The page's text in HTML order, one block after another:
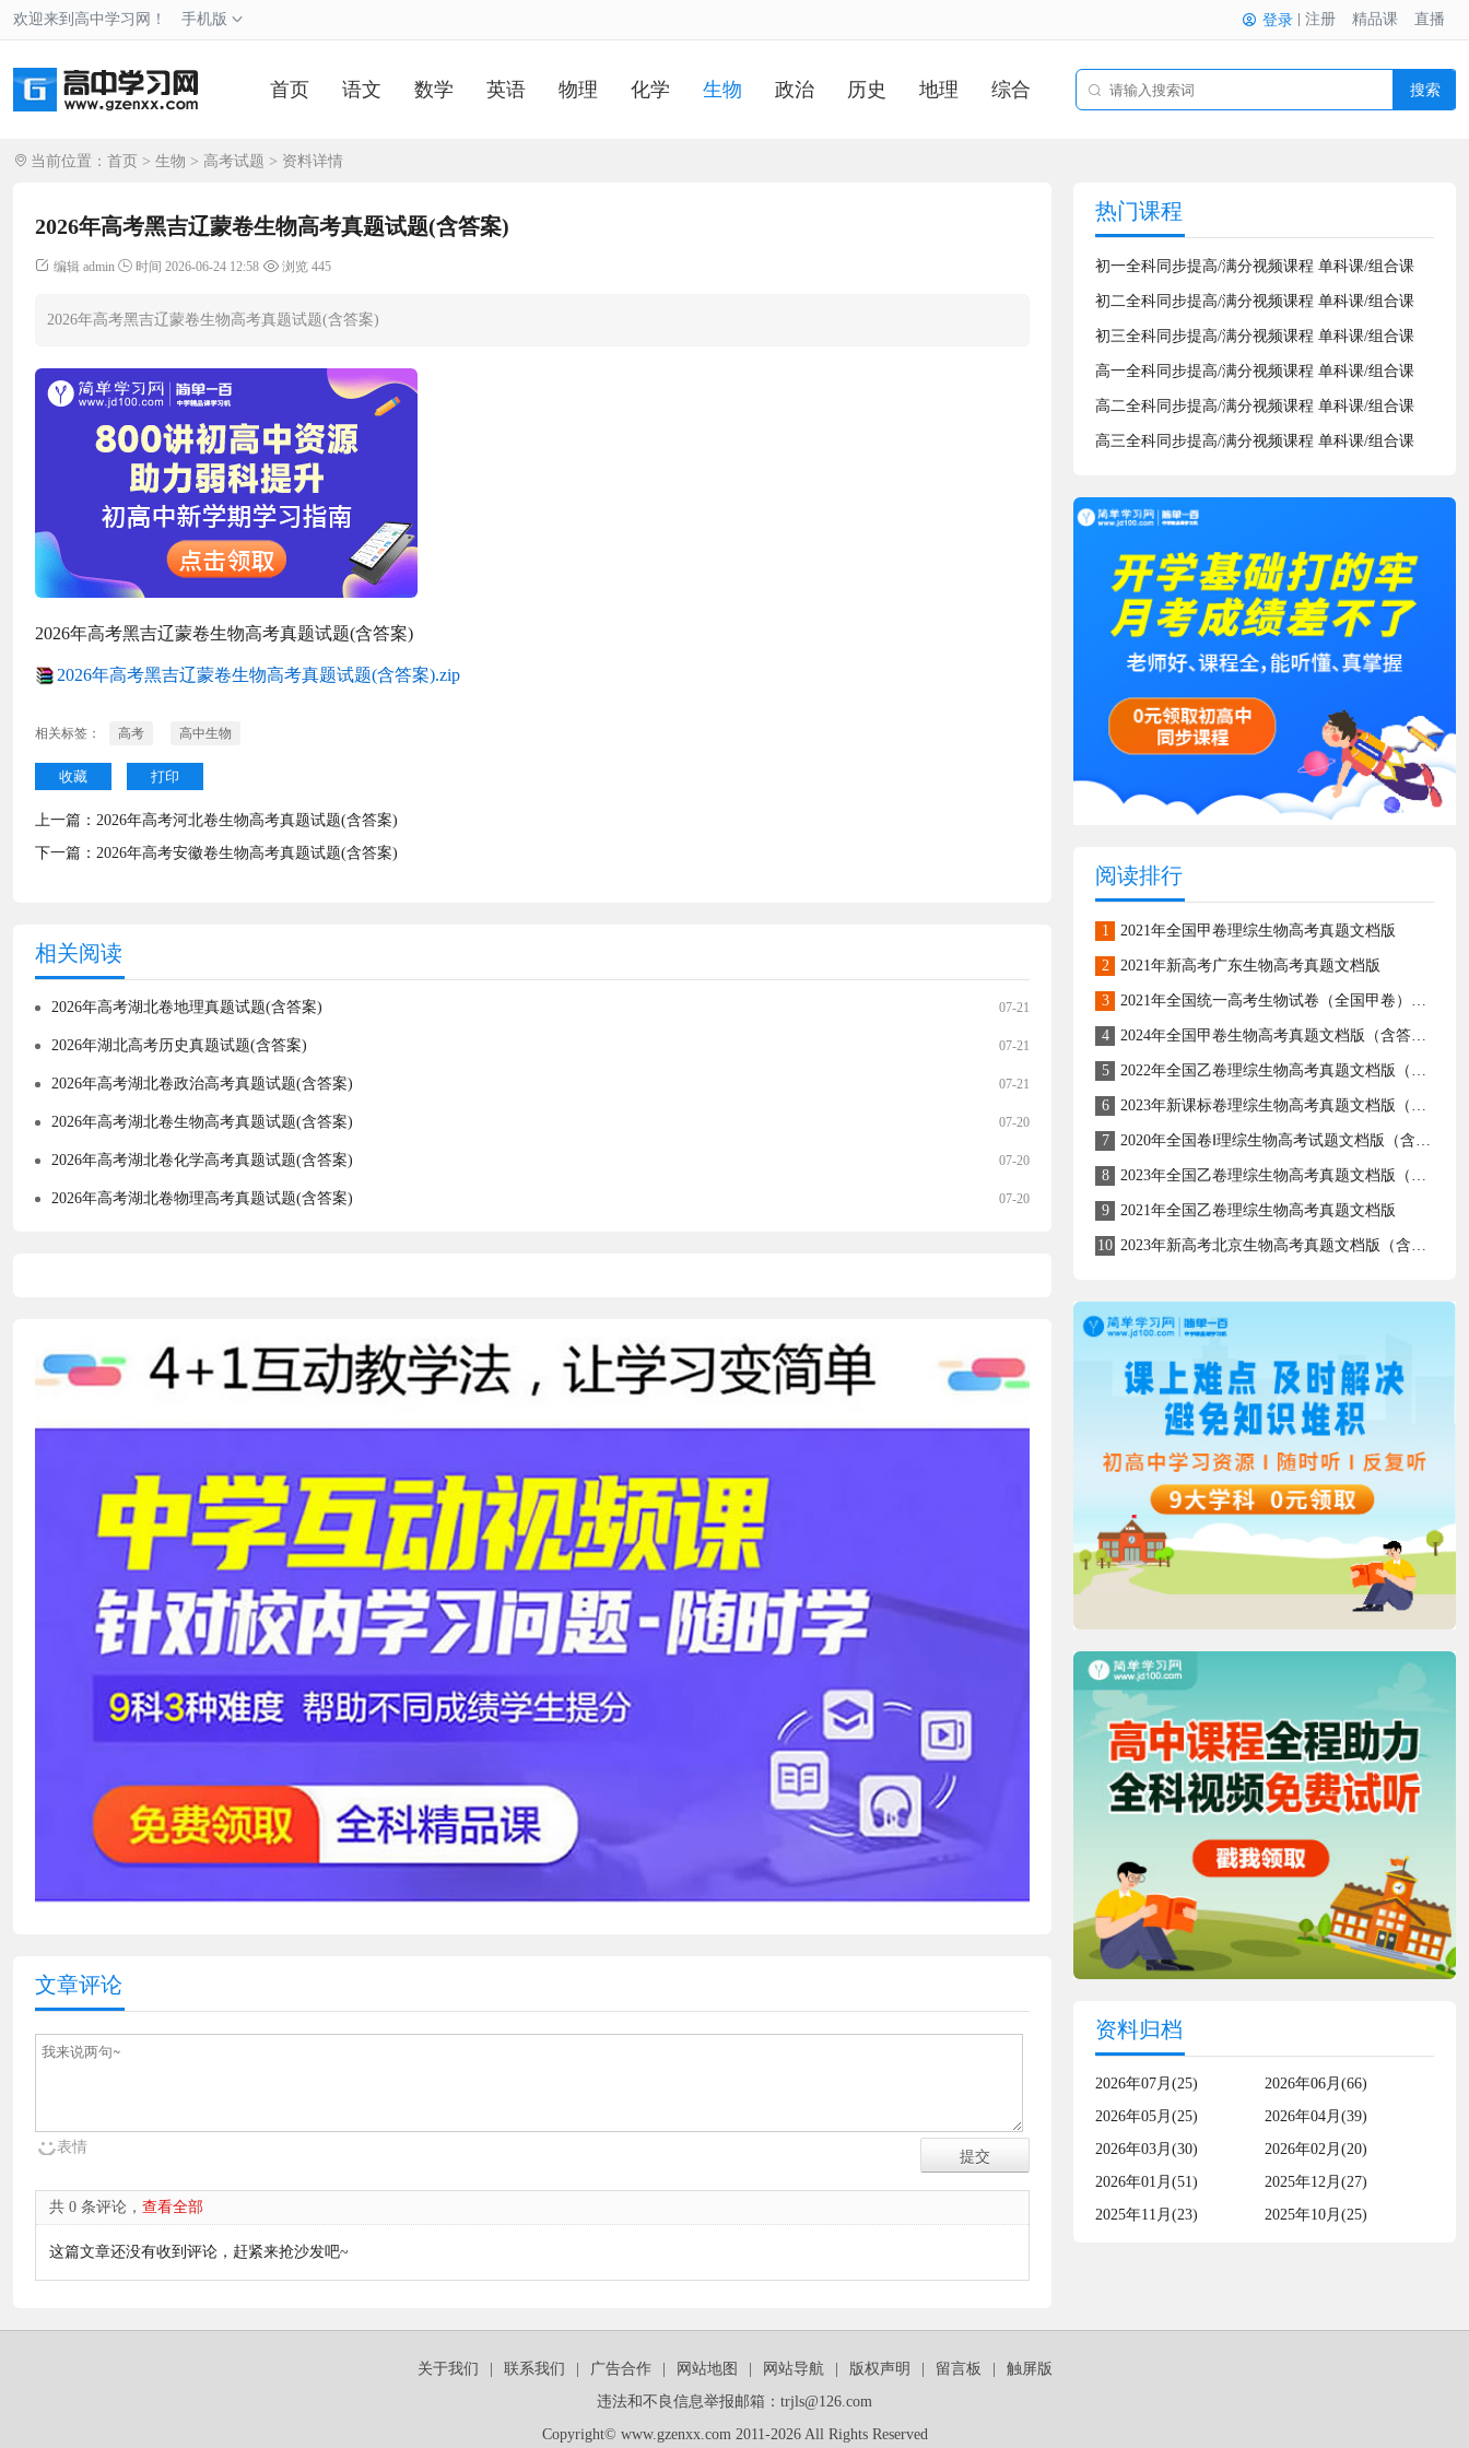
欢迎来到高中学习网！ 手机版 登录 注册 精品课 直播
首页 语文 数学 英语 物理 化学 生物 政治 历史 地理 综合 搜索
当前位置： 首页 > 生物 > 高考试题 > 资料详情
2026年高考黑吉辽蒙卷生物高考真题试题(含答案)
编辑 admin 时间 2026-06-24 12:58 浏览 445
2026年高考黑吉辽蒙卷生物高考真题试题(含答案)
2026年高考黑吉辽蒙卷生物高考真题试题(含答案)
2026年高考黑吉辽蒙卷生物高考真题试题(含答案).zip
相关标签： 高考 高中生物
收藏 打印
上一篇： 2026年高考河北卷生物高考真题试题(含答案)
下一篇： 2026年高考安徽卷生物高考真题试题(含答案)
相关阅读
07-21
2026年高考湖北卷地理真题试题(含答案)
07-21
2026年湖北高考历史真题试题(含答案)
07-21
2026年高考湖北卷政治高考真题试题(含答案)
07-20
2026年高考湖北卷生物高考真题试题(含答案)
07-20
2026年高考湖北卷化学高考真题试题(含答案)
07-20
2026年高考湖北卷物理高考真题试题(含答案)
文章评论
表情
共 0 条评论， 查看全部
这篇文章还没有收到评论，赶紧来抢沙发吧~
热门课程
初一全科同步提高/满分视频课程 单科课/组合课
初二全科同步提高/满分视频课程 单科课/组合课
初三全科同步提高/满分视频课程 单科课/组合课
高一全科同步提高/满分视频课程 单科课/组合课
高二全科同步提高/满分视频课程 单科课/组合课
高三全科同步提高/满分视频课程 单科课/组合课
阅读排行
1 2021年全国甲卷理综生物高考真题文档版
2 2021年新高考广东生物高考真题文档版
3 2021年全国统一高考生物试卷（全国甲卷）（解析版）
4 2024年全国甲卷生物高考真题文档版（含答案）
5 2022年全国乙卷理综生物高考真题文档版（原卷含答案）
6 2023年新课标卷理综生物高考真题文档版（含答案）
7 2020年全国卷Ⅰ理综生物高考试题文档版（含答案）
8 2023年全国乙卷理综生物高考真题文档版（含答案）
9 2021年全国乙卷理综生物高考真题文档版
10 2023年新高考北京生物高考真题文档版（含答案）
资料归档
2026年07月(25)
2026年06月(66)
2026年05月(25)
2026年04月(39)
2026年03月(30)
2026年02月(20)
2026年01月(51)
2025年12月(27)
2025年11月(23)
2025年10月(25)
关于我们 联系我们 广告合作 网站地图 网站导航 版权声明 留言板
触屏版
违法和不良信息举报邮箱：trjls@126.com
Copyright© www.gzenxx.com 2011-2026 All Rights Reserved